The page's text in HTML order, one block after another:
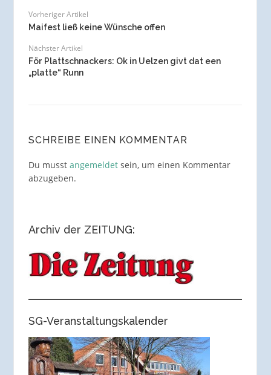
Vorheriger Artikel
Maifest ließ keine Wünsche offen
Nächster Artikel
För Plattschnackers: Ok in Uelzen givt dat een
„platte“ Runn
SCHREIBE EINEN KOMMENTAR
Du musst angemeldetsein, um einen Kommentar
abzugeben.
Archiv der ZEITUNG:
SG-Veranstaltungskalender